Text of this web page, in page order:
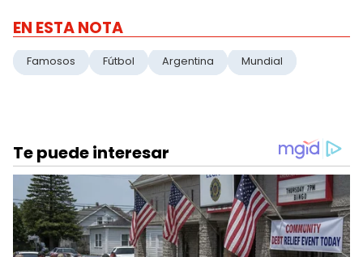
EN ESTA NOTA
Famosos Fútbol Argentina Mundial